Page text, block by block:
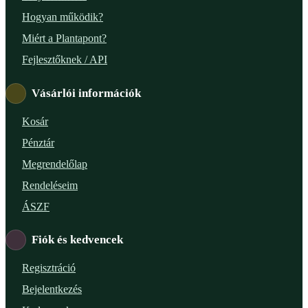
Hogyan működik?
Miért a Plantapont?
Fejlesztőknek / API
Vásárlói információk
Kosár
Pénztár
Megrendelőlap
Rendeléseim
ÁSZF
Fiók és kedvencek
Regisztráció
Bejelentkezés